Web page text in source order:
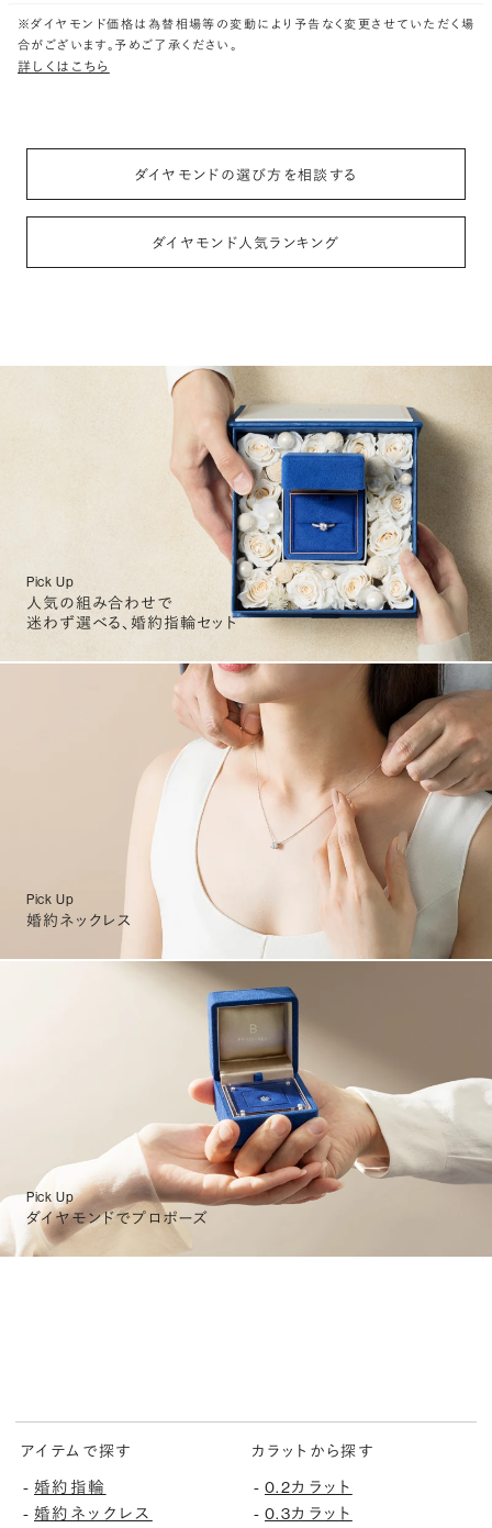
※ダイヤモンド価格は為替相場等の変動により予告なく変更させていただく場
合がございます。予めご了承ください。
詳しくはこちら
ダイヤモンドの選び方を相談する
ダイヤモンド人気ランキング
Pick Up
人気の組み合わせで
迷わず選べる、婚約指輪セット
Pick Up
婚約ネックレス
Pick Up
ダイヤモンドでプロポーズ
アイテムで探す
- 婚約指輪
- 婚約ネックレス
カラットから探す
- 0.2カラット
- 0.3カラット